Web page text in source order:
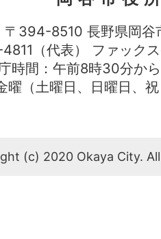
〒394-8510 長野県岡谷
（代表） ファッ
時間：午前8時30分か
曜（土曜日、日曜日、
(c) 2020 Okaya City.